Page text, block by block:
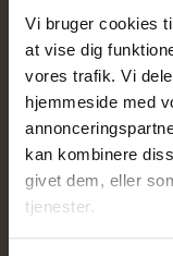
Vi bruger cookies
at vise dig
vores trafik. Vi
hjemmeside med
kan kombinere
givet dem, eller
tjenester.
Havenisser,
flagstænger og
lignende
er ikke tilladt.
Læhegn og
permanent